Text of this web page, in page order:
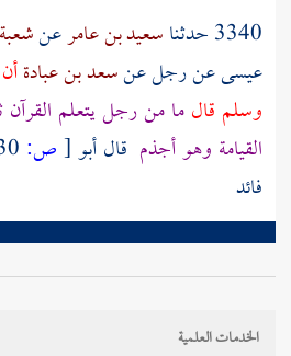
3340 حدثنا
سعيد بن عامرعن
عيسىعنرجلعنسعد بن عبادة
وسلم قالما من رجل يتعلم القرآن
القيامة وهو أجذم قال أبو[ص:
فائد
الخدمات العلمية